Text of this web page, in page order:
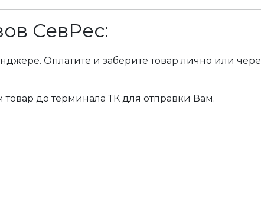
СевРес:
Оплатите и заберите товар лично или
до терминала ТК для отправки Вам.